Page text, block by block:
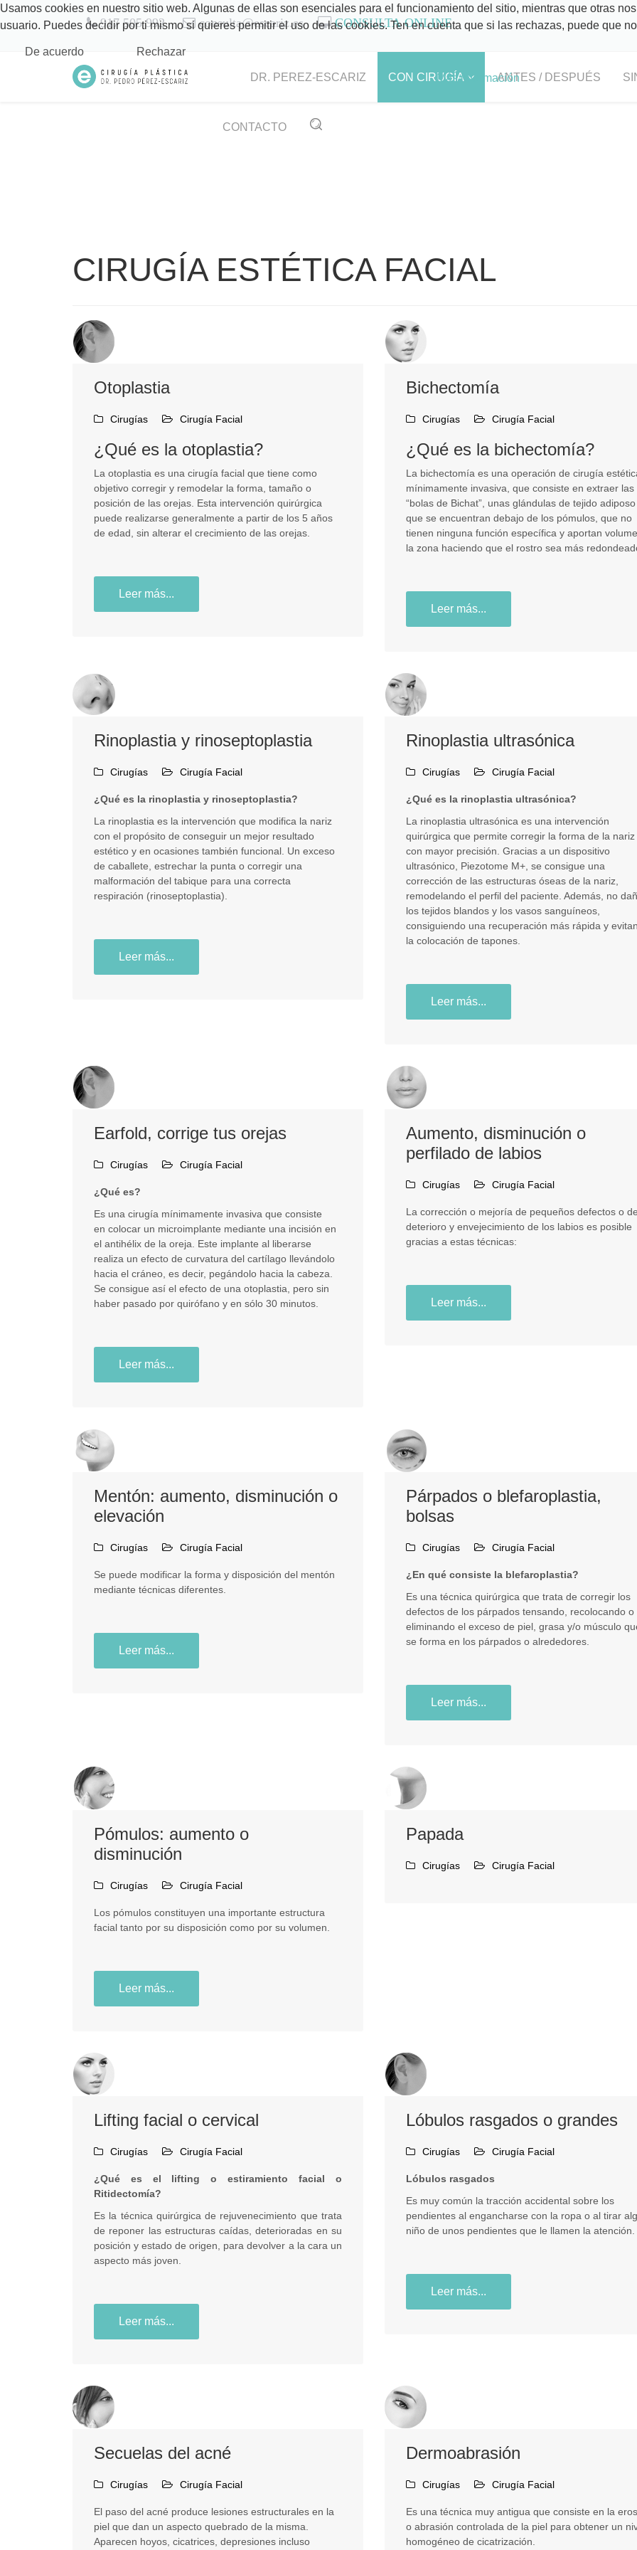
917 505 992 consulta@escariz.es CONSULTA ONLINE
DR. PEREZ-ESCARIZ CON CIRUGÍA ANTES / DESPUÉS
CONTACTO
CIRUGÍA ESTÉTICA FACIAL
Otoplastia
Cirugías Cirugía Facial
¿Qué es la otoplastia?
La otoplastia es una cirugía facial que tiene como
objetivo corregir y remodelar la forma, tamaño o
posición de las orejas. Esta intervención quirúrgica
puede realizarse generalmente a partir de los 5 años
de edad, sin alterar el crecimiento de las orejas.
Leer más...
Bichectomía
Cirugías Cirugía Facial
¿Qué es la bichectomía?
La bichectomía es una operación de cirugía
mínimamente invasiva, que consiste en extraer las
“bolas de Bichat”, unas glándulas de tejido adiposo
que se encuentran debajo de los pómulos, que no
tienen ninguna función específica y aportan
la zona haciendo que el rostro sea más
Leer más...
Rinoplastia y rinoseptoplastia
Cirugías Cirugía Facial
¿Qué es la rinoplastia y rinoseptoplastia?
La rinoplastia es la intervención que modifica la nariz
con el propósito de conseguir un mejor resultado
estético y en ocasiones también funcional. Un exceso
de caballete, estrechar la punta o corregir una
malformación del tabique para una correcta
respiración (rinoseptoplastia).
Leer más...
Rinoplastia ultrasónica
Cirugías Cirugía Facial
¿Qué es la rinoplastia ultrasónica?
La rinoplastia ultrasónica es una intervención
quirúrgica que permite corregir la forma de la nariz
con mayor precisión. Gracias a un dispositivo
ultrasónico, Piezotome M+, se consigue una
corrección de las estructuras óseas de la nariz,
remodelando el perfil del paciente. Además, no
los tejidos blandos y los vasos sanguíneos,
consiguiendo una recuperación más rápida y
la colocación de tapones.
Leer más...
Earfold, corrige tus orejas
Cirugías Cirugía Facial
¿Qué es?
Es una cirugía mínimamente invasiva que consiste
en colocar un microimplante mediante una incisión en
el antihélix de la oreja. Este implante al liberarse
realiza un efecto de curvatura del cartílago llevándolo
hacia el cráneo, es decir, pegándolo hacia la cabeza.
Se consigue así el efecto de una otoplastia, pero sin
haber pasado por quirófano y en sólo 30 minutos.
Leer más...
Aumento, disminución o
perfilado de labios
Cirugías Cirugía Facial
La corrección o mejoría de pequeños defectos o
deterioro y envejecimiento de los labios es posible
gracias a estas técnicas:
Leer más...
Mentón: aumento, disminución o
elevación
Cirugías Cirugía Facial
Se puede modificar la forma y disposición del mentón
mediante técnicas diferentes.
Leer más...
Párpados o blefaroplastia,
bolsas
Cirugías Cirugía Facial
¿En qué consiste la blefaroplastia?
Es una técnica quirúrgica que trata de corregir los
defectos de los párpados tensando, recolocando o
eliminando el exceso de piel, grasa y/o músculo
se forma en los párpados o alrededores.
Leer más...
Pómulos: aumento o
disminución
Cirugías Cirugía Facial
Los pómulos constituyen una importante estructura
facial tanto por su disposición como por su volumen.
Leer más...
Papada
Cirugías Cirugía Facial
Lifting facial o cervical
Cirugías Cirugía Facial
¿Qué es el lifting o estiramiento facial o
Ritidectomía?
Es la técnica quirúrgica de rejuvenecimiento que trata
de reponer las estructuras caídas, deterioradas en su
posición y estado de origen, para devolver a la cara un
aspecto más joven.
Leer más...
Lóbulos rasgados o grandes
Cirugías Cirugía Facial
Lóbulos rasgados
Es muy común la tracción accidental sobre los
pendientes al engancharse con la ropa o al tirar
niño de unos pendientes que le llamen la atención.
Leer más...
Secuelas del acné
Cirugías Cirugía Facial
El paso del acné produce lesiones estructurales en la
piel que dan un aspecto quebrado de la misma.
Aparecen hoyos, cicatrices, depresiones incluso
Dermoabrasión
Cirugías Cirugía Facial
Es una técnica muy antigua que consiste en la
o abrasión controlada de la piel para obtener un
homogéneo de cicatrización.
Usamos cookies en nuestro sitio web. Algunas de ellas son esenciales para el funcionamiento del sitio, mientras que otras
usuario. Puedes decidir por ti mismo si quieres permitir el uso de las cookies. Ten en cuenta que si las rechazas, puede que
De acuerdo Rechazar
Más información